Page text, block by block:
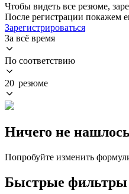
Чтобы видеть все резюме,
После регистрации покажем
Зарегистрироваться
За всё время
По соответствию
20 резюме
Ничего не нашлось
Попробуйте изменить
Быстрые фильтры